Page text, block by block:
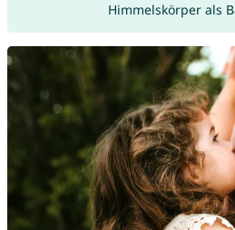
Himmelskörper als